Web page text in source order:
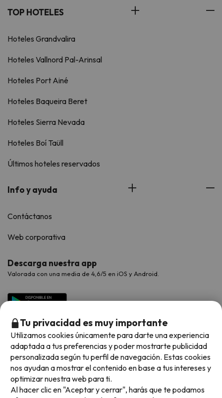
TOP HOTELES
Hoteles Grandvalira
Hoteles Vallnord Pal-Arinsal
Hoteles Port Ainé
Hoteles Baqueira Beret
Hoteles Sierra Nevada
Hoteles Boí Taüll
Últimos hoteles reservados
Info y ayuda
Contáctanos
Web corporativa
Descarga nuestra app
Valorada con una media de 4,6/5 en iOS y Android.
Métodos de pago disponibles
Tu privacidad es muy importante
Utilizamos cookies únicamente para darte una experiencia
adaptada a tus preferencias y poder mostrarte publicidad
personalizada según tu perfil de navegación. Estas cookies
nos ayudan a mostrar el contenido en base a tus intereses y
optimizar nuestra web para ti.
Al hacer clic en "Aceptar y cerrar", harás que te podamos